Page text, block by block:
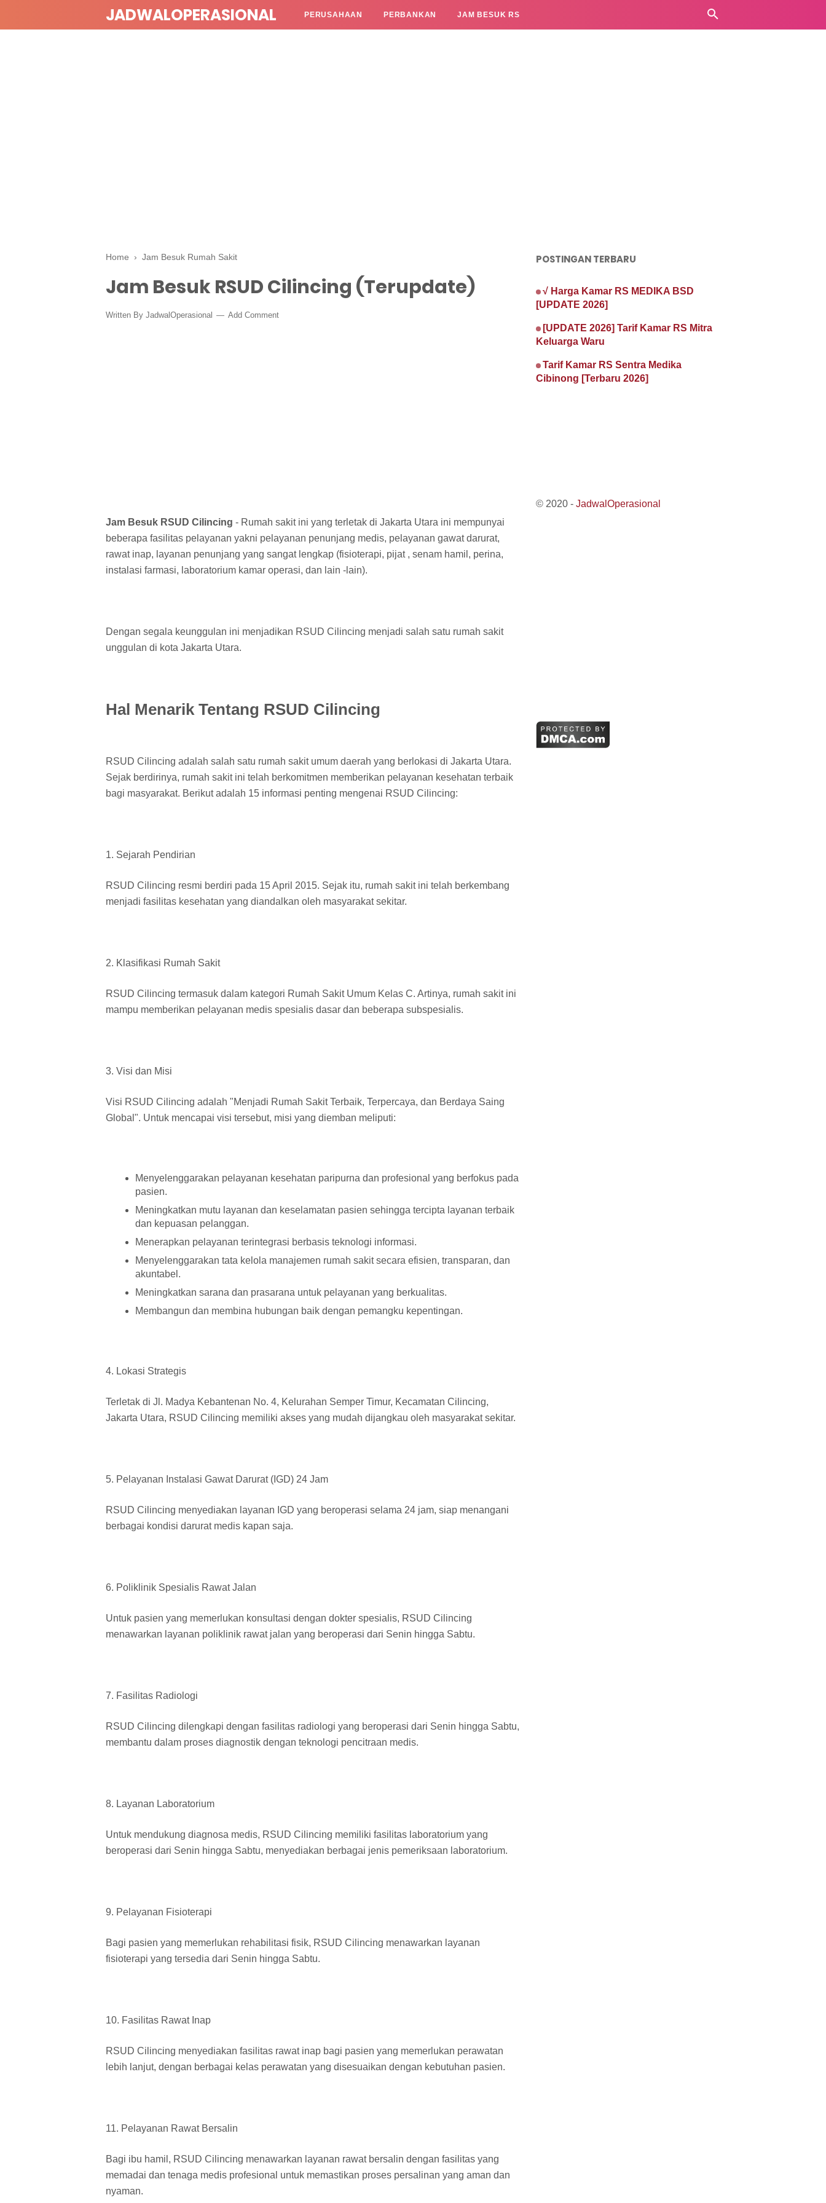
JADWALOPERASIONAL PERUSAHAAN PERBANKAN JAM BESUK RS
Home › Jam Besuk Rumah Sakit
Jam Besuk RSUD Cilincing (Terupdate)
Written By JadwalOperasional Add Comment
Jam Besuk RSUD Cilincing - Rumah sakit ini yang terletak di Jakarta Utara ini mempunyai
beberapa fasilitas pelayanan yakni pelayanan penunjang medis, pelayanan gawat darurat,
rawat inap, layanan penunjang yang sangat lengkap (fisioterapi, pijat , senam hamil, perina,
instalasi farmasi, laboratorium kamar operasi, dan lain -lain).
Dengan segala keunggulan ini menjadikan RSUD Cilincing menjadi salah satu rumah sakit
unggulan di kota Jakarta Utara.
Hal Menarik Tentang RSUD Cilincing
RSUD Cilincing adalah salah satu rumah sakit umum daerah yang berlokasi di Jakarta Utara.
Sejak berdirinya, rumah sakit ini telah berkomitmen memberikan pelayanan kesehatan terbaik
bagi masyarakat. Berikut adalah 15 informasi penting mengenai RSUD Cilincing:
1. Sejarah Pendirian
RSUD Cilincing resmi berdiri pada 15 April 2015. Sejak itu, rumah sakit ini telah berkembang
menjadi fasilitas kesehatan yang diandalkan oleh masyarakat sekitar.
2. Klasifikasi Rumah Sakit
RSUD Cilincing termasuk dalam kategori Rumah Sakit Umum Kelas C. Artinya, rumah sakit ini
mampu memberikan pelayanan medis spesialis dasar dan beberapa subspesialis.
3. Visi dan Misi
Visi RSUD Cilincing adalah "Menjadi Rumah Sakit Terbaik, Terpercaya, dan Berdaya Saing
Global". Untuk mencapai visi tersebut, misi yang diemban meliputi:
Menyelenggarakan pelayanan kesehatan paripurna dan profesional yang berfokus pada
pasien.
Meningkatkan mutu layanan dan keselamatan pasien sehingga tercipta layanan terbaik
dan kepuasan pelanggan.
Menerapkan pelayanan terintegrasi berbasis teknologi informasi.
Menyelenggarakan tata kelola manajemen rumah sakit secara efisien, transparan, dan
akuntabel.
Meningkatkan sarana dan prasarana untuk pelayanan yang berkualitas.
Membangun dan membina hubungan baik dengan pemangku kepentingan.
4. Lokasi Strategis
Terletak di Jl. Madya Kebantenan No. 4, Kelurahan Semper Timur, Kecamatan Cilincing,
Jakarta Utara, RSUD Cilincing memiliki akses yang mudah dijangkau oleh masyarakat sekitar.
5. Pelayanan Instalasi Gawat Darurat (IGD) 24 Jam
RSUD Cilincing menyediakan layanan IGD yang beroperasi selama 24 jam, siap menangani
berbagai kondisi darurat medis kapan saja.
6. Poliklinik Spesialis Rawat Jalan
Untuk pasien yang memerlukan konsultasi dengan dokter spesialis, RSUD Cilincing
menawarkan layanan poliklinik rawat jalan yang beroperasi dari Senin hingga Sabtu.
7. Fasilitas Radiologi
RSUD Cilincing dilengkapi dengan fasilitas radiologi yang beroperasi dari Senin hingga Sabtu,
membantu dalam proses diagnostik dengan teknologi pencitraan medis.
8. Layanan Laboratorium
Untuk mendukung diagnosa medis, RSUD Cilincing memiliki fasilitas laboratorium yang
beroperasi dari Senin hingga Sabtu, menyediakan berbagai jenis pemeriksaan laboratorium.
9. Pelayanan Fisioterapi
Bagi pasien yang memerlukan rehabilitasi fisik, RSUD Cilincing menawarkan layanan
fisioterapi yang tersedia dari Senin hingga Sabtu.
10. Fasilitas Rawat Inap
RSUD Cilincing menyediakan fasilitas rawat inap bagi pasien yang memerlukan perawatan
lebih lanjut, dengan berbagai kelas perawatan yang disesuaikan dengan kebutuhan pasien.
11. Pelayanan Rawat Bersalin
Bagi ibu hamil, RSUD Cilincing menawarkan layanan rawat bersalin dengan fasilitas yang
memadai dan tenaga medis profesional untuk memastikan proses persalinan yang aman dan
nyaman.
POSTINGAN TERBARU
√ Harga Kamar RS MEDIKA BSD
[UPDATE 2026]
[UPDATE 2026] Tarif Kamar RS Mitra
Keluarga Waru
Tarif Kamar RS Sentra Medika
Cibinong [Terbaru 2026]
© 2020 - JadwalOperasional